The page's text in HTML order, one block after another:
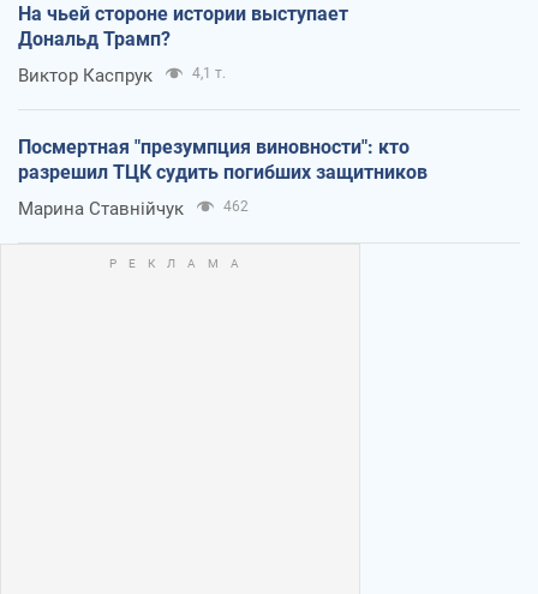
На чьей стороне истории выступает
Дональд Трамп?
Виктор Каспрук 4,1 т.
Посмертная "презумпция виновности": кто
разрешил ТЦК судить погибших защитников
Марина Ставнійчук 462